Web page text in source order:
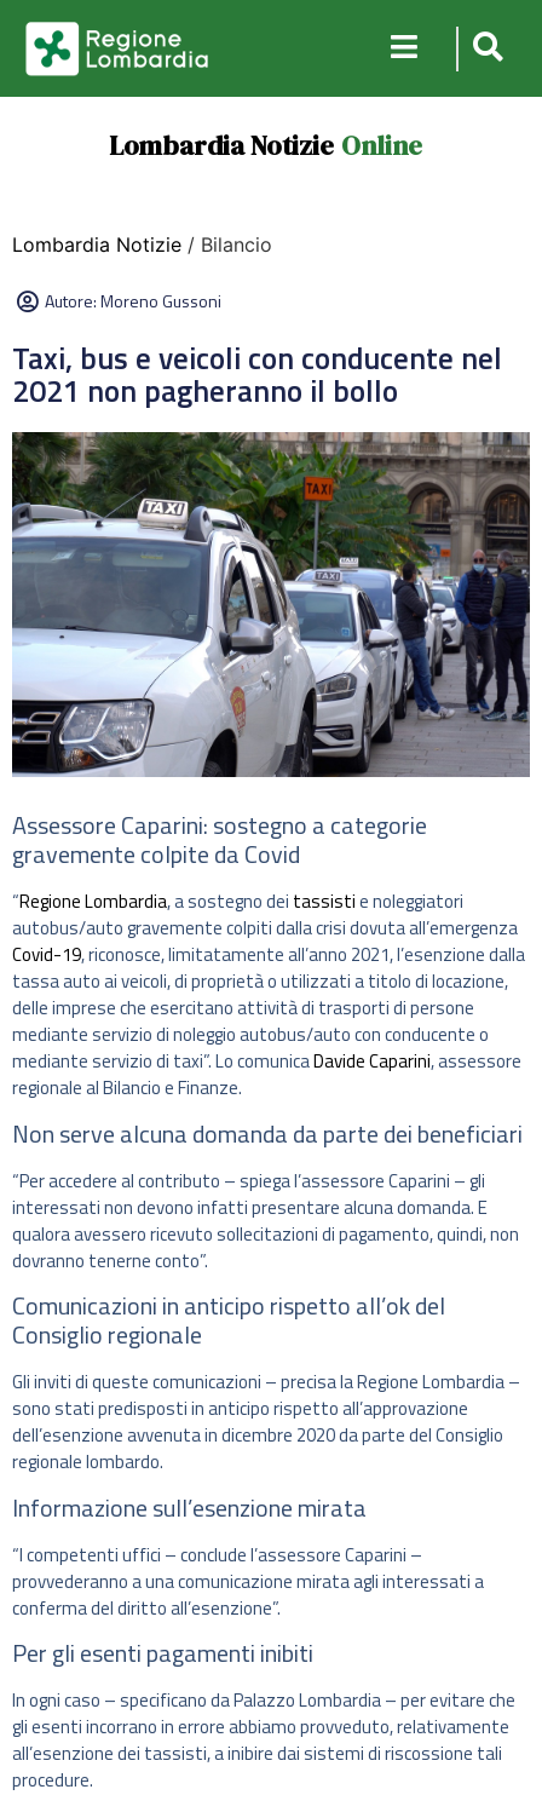
Lombardia Notizie Online
Lombardia Notizie / Bilancio
Autore:Moreno Gussoni
Taxi, bus e veicoli con conducente nel
2021 non pagheranno il bollo
Assessore Caparini: sostegno a categorie
gravemente colpite da Covid
“Regione Lombardia, a sostegno dei tassistie noleggiatori
autobus/auto gravemente colpiti dalla crisi dovuta all’emergenza
Covid-19, riconosce, limitatamente all’anno 2021, l’esenzione dalla
tassa auto ai veicoli, di proprietà o utilizzati a titolo di locazione,
delle imprese che esercitano attività di trasporti di persone
mediante servizio di noleggio autobus/auto con conducente o
mediante servizio di taxi”. Lo comunicaDavide Caparini, assessore
regionale al Bilancio e Finanze.
Non serve alcuna domanda da parte dei beneficiari
“Per accedere al contributo – spiega l’assessore Caparini – gli
interessati non devono infatti presentare alcuna domanda. E
qualora avessero ricevuto sollecitazioni di pagamento, quindi, non
dovranno tenerne conto”.
Comunicazioni in anticipo rispetto all’ok del
Consiglio regionale
Gli inviti di queste comunicazioni – precisa la Regione Lombardia –
sono stati predisposti in anticipo rispetto all’approvazione
dell’esenzione avvenuta in dicembre 2020 da parte del Consiglio
regionale lombardo.
Informazione sull’esenzione mirata
“I competenti uffici – conclude l’assessore Caparini –
provvederanno a una comunicazione mirata agli interessati a
conferma del diritto all’esenzione”.
Per gli esenti pagamenti inibiti
In ogni caso – specificano da Palazzo Lombardia – per evitare che
gli esenti incorrano in errore abbiamo provveduto, relativamente
all’esenzione dei tassisti, a inibire dai sistemi di riscossione tali
procedure.